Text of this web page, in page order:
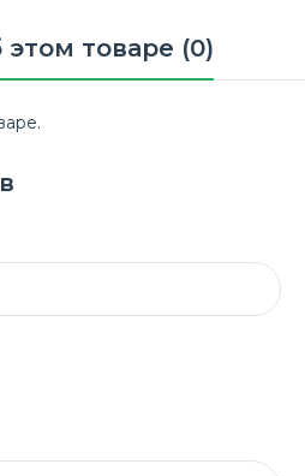
товаре (0)